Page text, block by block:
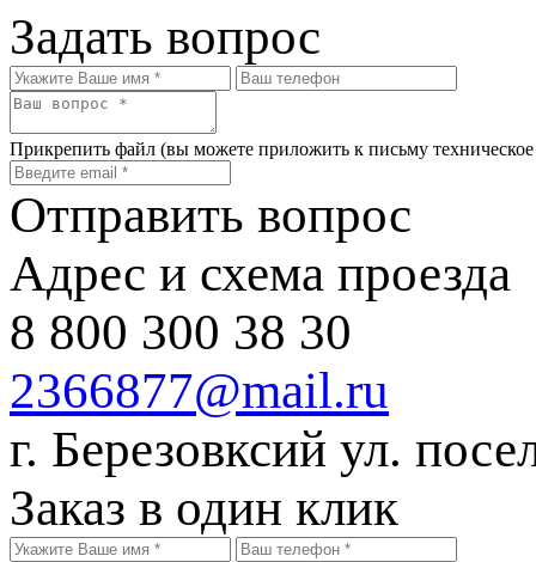
Задать вопрос
Прикрепить файл (вы можете приложить к письму
Отправить вопрос
Адрес и схема проезда
8 800 300 38 30
2366877@mail.ru
г. Березовксий ул.
Заказ в один клик